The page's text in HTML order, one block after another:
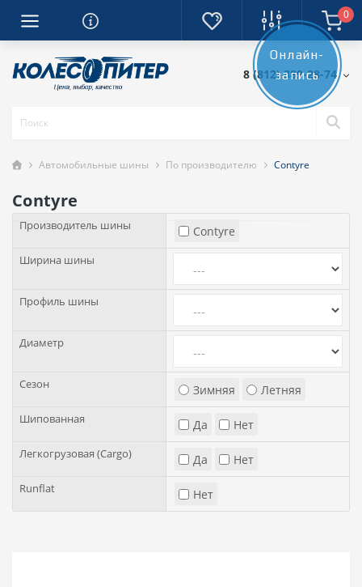
0
8 (812) 389-28-74
Автомобильные шины По производителю Contyre
Contyre
Производитель шины Contyre
Ширина шины
Профиль шины
Диаметр
Сезон Зимняя Летняя
Шипованная Да Нет
Легкогрузовая (Cargo) Да Нет
Runflat Нет
Онлайн-
запись